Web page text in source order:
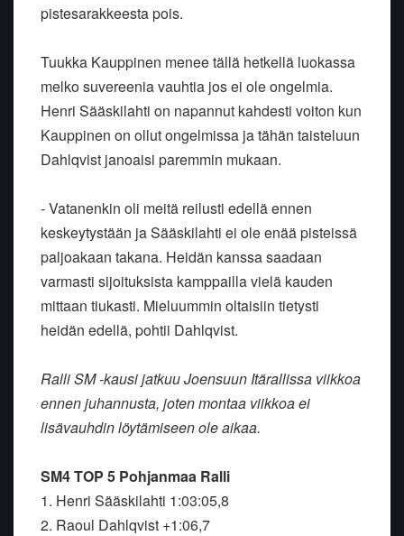
pistesarakkeesta pois.
Tuukka Kauppinen menee tällä hetkellä luokassa
melko suvereenia vauhtia jos ei ole ongelmia.
Henri Sääskilahti on napannut kahdesti voiton kun
Kauppinen on ollut ongelmissa ja tähän taisteluun
Dahlqvist janoaisi paremmin mukaan.
- Vatanenkin oli meitä reilusti edellä ennen
keskeytystään ja Sääskilahti ei ole enää pisteissä
paljoakaan takana. Heidän kanssa saadaan
varmasti sijoituksista kamppailla vielä kauden
mittaan tiukasti. Mieluummin oltaisiin tietysti
heidän edellä, pohtii Dahlqvist.
Ralli SM -kausi jatkuu Joensuun Itärallissa viikkoa
ennen juhannusta, joten montaa viikkoa ei
lisävauhdin löytämiseen ole aikaa.
SM4 TOP 5 Pohjanmaa Ralli
1. Henri Sääskilahti 1:03:05,8
2. Raoul Dahlqvist +1:06,7